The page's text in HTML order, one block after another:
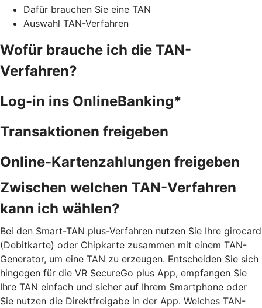
Dafür brauchen Sie eine TAN
Auswahl TAN-Verfahren
Wofür brauche ich die TAN-
Verfahren?
Log-in ins OnlineBanking*
Transaktionen freigeben
Online-Kartenzahlungen freigeben
Zwischen welchen TAN-Verfahren
kann ich wählen?
Bei den Smart-TAN plus-Verfahren nutzen Sie Ihre girocard
(Debitkarte) oder Chipkarte zusammen mit einem TAN-
Generator, um eine TAN zu erzeugen. Entscheiden Sie sich
hingegen für die VR SecureGo plus App, empfangen Sie
Ihre TAN einfach und sicher auf Ihrem Smartphone oder
Sie nutzen die Direktfreigabe in der App. Welches TAN-